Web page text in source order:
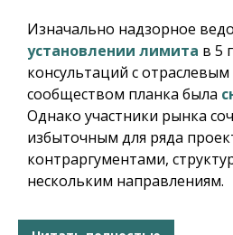
Изначально надзорное
установлении лимита в 5
консультаций с
сообществом планка была
Однако участники рынка
избыточным для ряда
контраргументами,
нескольким направлениям.